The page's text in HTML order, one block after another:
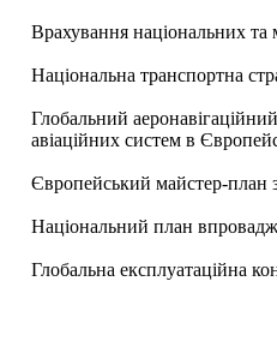
Врахування національних та
Національна транспортна
Глобальний
авіаційних систем в
Європейський майстер-
Національний план
Глобальна експлуатаційна